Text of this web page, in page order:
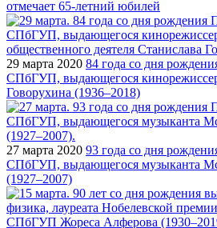
отмечает 65-летний юбилей
29 марта 2020 84 года со дня
СПбГУП, выдающегося
Говорухина (1936–2018)
27 марта 2020 93 года со дня
СПбГУП, выдающегося музыканта
(1927–2007)